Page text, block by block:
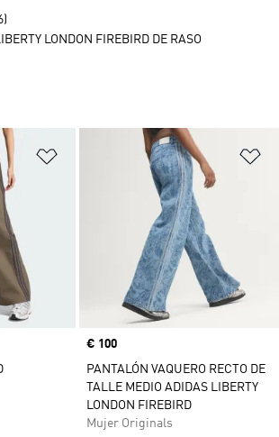
Añadir a la lista de deseos
Precio
€ 100
PANTALÓN VAQUERO RECTO DE
TALLE MEDIO ADIDAS LIBERTY
LONDON FIREBIRD
Mujer Originals
LONDON FIREBIRD DE RASO